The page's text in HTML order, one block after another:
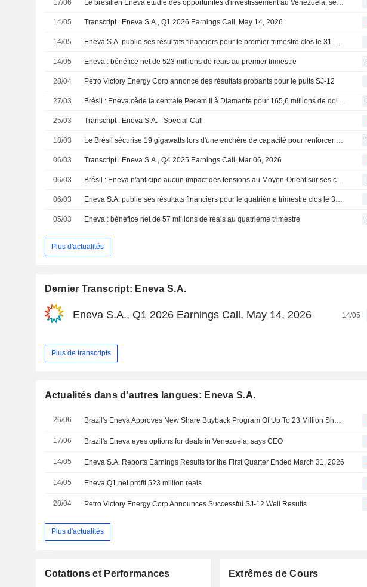
17/06 Le brésilien Eneva étudie des opportunités d'investissement au Venezuela, selon son directeur général
14/05 Transcript : Eneva S.A., Q1 2026 Earnings Call, May 14, 2026
14/05 Eneva S.A. publie ses résultats financiers pour le premier trimestre clos le 31 mars 2026
14/05 Eneva : bénéfice net de 523 millions de reais au premier trimestre
28/04 Petro Victory Energy Corp annonce des résultats probants pour le puits SJ-12
27/03 Brésil : Eneva cède la centrale Pecem II à Diamante pour 165,6 millions de dollars
25/03 Transcript : Eneva S.A. - Special Call
18/03 Le Brésil sécurise 19 gigawatts lors d'une enchère de capacité pour renforcer son approvisionnement énergétique
06/03 Transcript : Eneva S.A., Q4 2025 Earnings Call, Mar 06, 2026
06/03 Brésil : Eneva n'anticipe aucun impact des tensions au Moyen-Orient sur ses cargaisons de GNL
06/03 Eneva S.A. publie ses résultats financiers pour le quatrième trimestre clos le 31 décembre 2025
05/03 Eneva : bénéfice net de 57 millions de réais au quatrième trimestre
Plus d'actualités
Dernier Transcript: Eneva S.A.
Eneva S.A., Q1 2026 Earnings Call, May 14, 2026 14/05
Plus de transcripts
Actualités dans d'autres langues: Eneva S.A.
26/06
17/06 Brazil's Eneva eyes options for deals in Venezuela, says CEO
14/05 Eneva S.A. Reports Earnings Results for the First Quarter Ended March 31, 2026
14/05 Eneva Q1 net profit 523 million reais
28/04 Petro Victory Energy Corp Announces Successful SJ-12 Well Results
Plus d'actualités
Cotations et Performances Extrêmes de Cours